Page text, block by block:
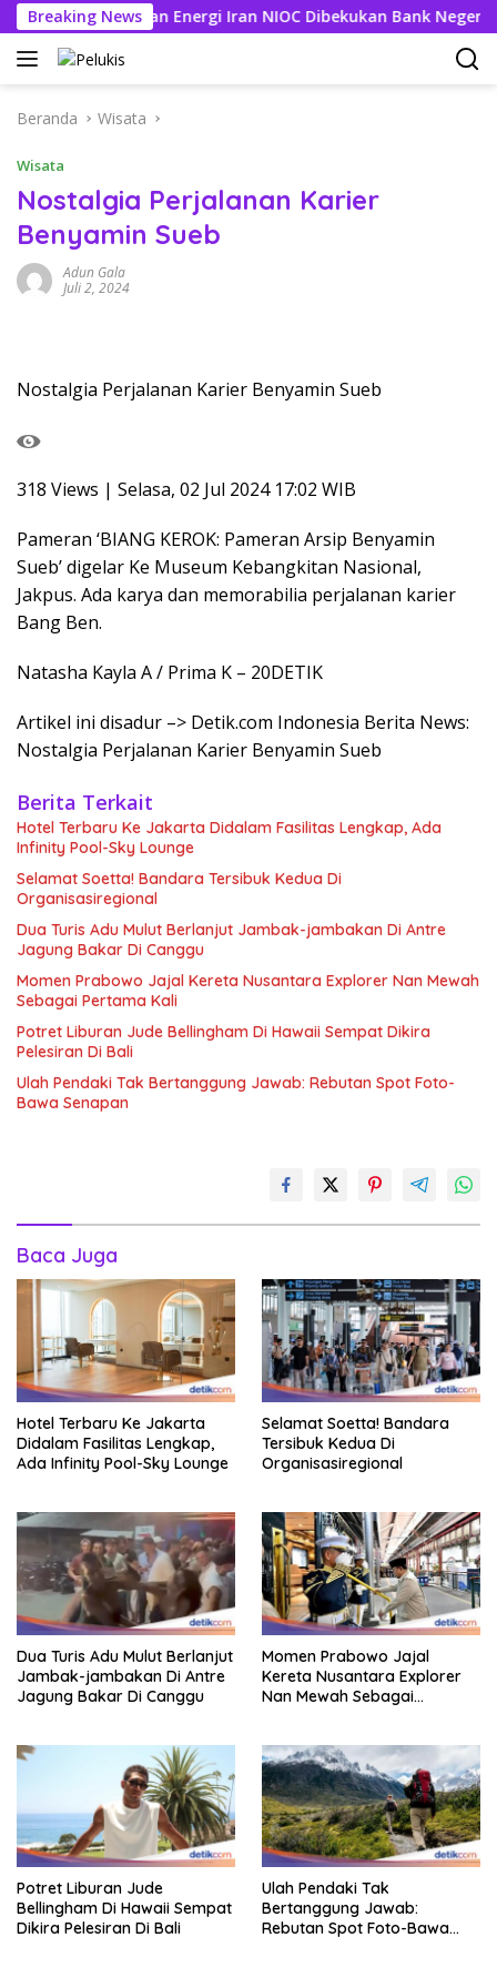
Langsung
ke
konten
Breaking News
Perusahaan Energi Iran NIOC Dibekukan Bank Negeri
Beranda Wisata
Wisata
Nostalgia Perjalanan Karier
Benyamin Sueb
Adun Gala
Juli 2, 2024
Nostalgia Perjalanan Karier Benyamin Sueb
318 Views | Selasa, 02 Jul 2024 17:02 WIB
Pameran ‘BIANG KEROK: Pameran Arsip Benyamin
Sueb’ digelar Ke Museum Kebangkitan Nasional,
Jakpus. Ada karya dan memorabilia perjalanan karier
Bang Ben.
Natasha Kayla A / Prima K – 20DETIK
Artikel ini disadur –> Detik.com Indonesia Berita News:
Nostalgia Perjalanan Karier Benyamin Sueb
Berita Terkait
Hotel Terbaru Ke Jakarta Didalam Fasilitas Lengkap, Ada
Infinity Pool-Sky Lounge
Selamat Soetta! Bandara Tersibuk Kedua Di
Organisasiregional
Dua Turis Adu Mulut Berlanjut Jambak-jambakan Di Antre
Jagung Bakar Di Canggu
Momen Prabowo Jajal Kereta Nusantara Explorer Nan Mewah
Sebagai Pertama Kali
Potret Liburan Jude Bellingham Di Hawaii Sempat Dikira
Pelesiran Di Bali
Ulah Pendaki Tak Bertanggung Jawab: Rebutan Spot Foto-
Bawa Senapan
Baca Juga
Hotel Terbaru Ke Jakarta
Didalam Fasilitas Lengkap,
Ada Infinity Pool-Sky Lounge
Selamat Soetta! Bandara
Tersibuk Kedua Di
Organisasiregional
Dua Turis Adu Mulut Berlanjut
Jambak-jambakan Di Antre
Jagung Bakar Di Canggu
Momen Prabowo Jajal
Kereta Nusantara Explorer
Nan Mewah Sebagai
Potret Liburan Jude
Bellingham Di Hawaii Sempat
Dikira Pelesiran Di Bali
Ulah Pendaki Tak
Bertanggung Jawab:
Rebutan Spot Foto-Bawa